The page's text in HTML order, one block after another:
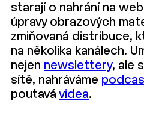
starají o nahrání na
úpravy obrazových
zmiňovaná distribuce,
na několika kanálech.
nejen newslettery, ale
sítě, nahráváme
poutavá videa.